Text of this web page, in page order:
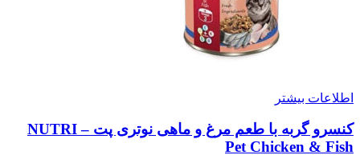
اطلاعات بیشتر
کنسرو گربه با طعم مرغ و ماهی نوتری پت – NUTRI
Pet Chicken & Fish